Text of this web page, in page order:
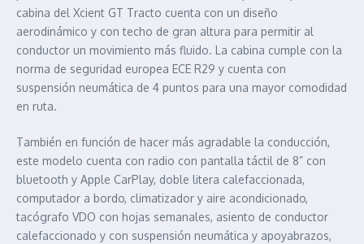
cabina del Xcient GT Tracto cuenta con un diseño
aerodinámico y con techo de gran altura para permitir al
conductor un movimiento más fluido. La cabina cumple con la
norma de seguridad europea ECE R29 y cuenta con
suspensión neumática de 4 puntos para una mayor comodidad
en ruta.
También en función de hacer más agradable la conducción,
este modelo cuenta con radio con pantalla táctil de 8” con
bluetooth y Apple CarPlay, doble litera calefaccionada,
computador a bordo, climatizador y aire acondicionado,
tacógrafo VDO con hojas semanales, asiento de conductor
calefaccionado y con suspensión neumática y apoyabrazos,